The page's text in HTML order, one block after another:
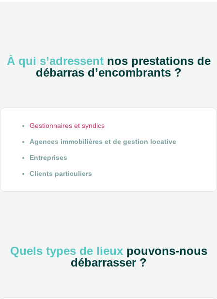
À qui s’adressentnos prestations de
débarras d’encombrants ?
Gestionnaires et syndics
Agences immobilières et de gestion locative
Entreprises
Clients particuliers
Quels types de lieuxpouvons-nous
débarrasser ?